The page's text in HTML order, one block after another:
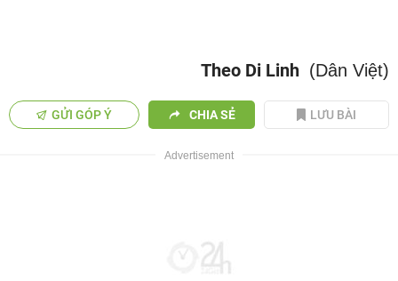
Theo Di Linh (Dân Việt)
GỬI GÓP Ý CHIA SẺ LƯU BÀI